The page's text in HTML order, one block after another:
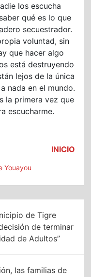
los escucha
qué es lo que
secuestrador.
voluntad, sin
que hacer algo
está destruyendo
lejos de la única
nada en el mundo.
la primera vez que
escucharme.
INICIO
Youayou
de Tigre
de terminar
de Adultos”
las familias de